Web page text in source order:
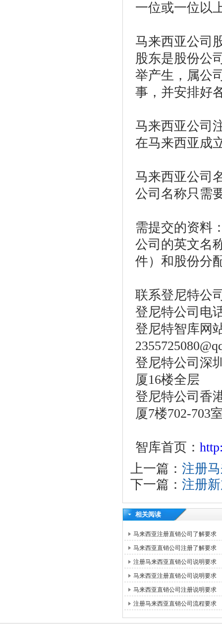
一位或一位以
马来西亚公司
股东是股份公
举产生，属公
事，并安排好
马来西亚公司
在马来西亚成
马来西亚公司
公司名称只需
需提交的资料
公司的英文名
件）和股份分
联系登尼特公
登尼特公司电
登尼特智库网
登尼特公司深
厦16楼全层
登尼特公司香
厦7楼702-703
智库首页：
上一篇： 注册
下一篇： 注册
相关阅读
马来西亚注册直销公司了解要求
马来西亚直销公司注册了解要求
注册马来西亚直销公司说明要求
马来西亚注册直销公司说明要求
马来西亚直销公司注册说明要求
注册马来西亚直销公司流程要求